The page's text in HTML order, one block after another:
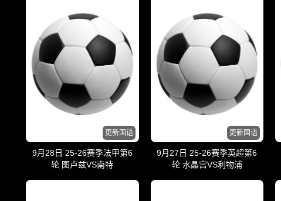
更新国语
9月28日 25-26赛季法甲第6
轮 图卢兹VS南特
更新国语
9月27日 25-26赛季英超第6
轮 水晶宫VS利物浦